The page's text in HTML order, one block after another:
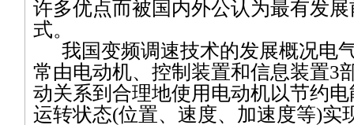
许多优点而被国内外公认为最有发
式。
我国变频调速技术的发展概况电
常由电动机、控制装置和信息装置3
动关系到合理地使用电动机以节约
运转状态(位置、速度、加速度等)实